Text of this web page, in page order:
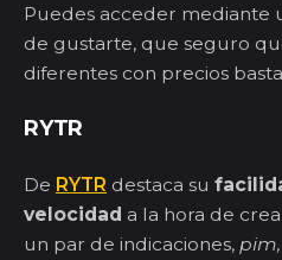
Puedes acceder mediante
de gustarte, que seguro
diferentes con precios
RYTR
De RYTR destaca su
velocidad a la hora de
un par de indicaciones,